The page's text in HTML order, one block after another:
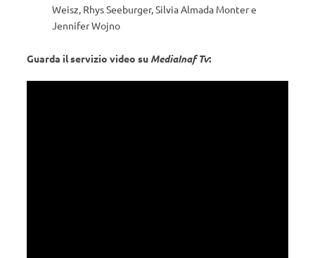
Weisz, Rhys Seeburger, Silvia Almada Monter e
Jennifer Wojno
Guarda il servizio video su MediaInaf Tv: